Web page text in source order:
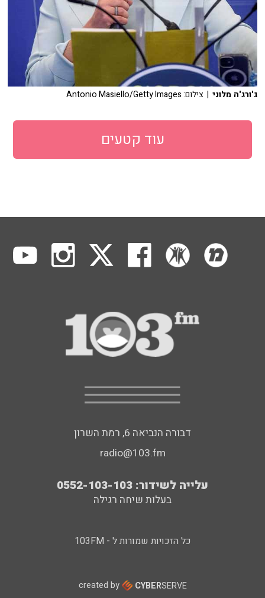
ג'ורג'ה מלוני | צילום: Antonio Masiello/Getty Images
עוד קטעים
דבורה הנביאה 6, רמת השרון
radio@103.fm
עלייה לשידור: 0552-103-103
בעלות שיחה רגילה
כל הזכויות שמורות ל - 103FM
created by CYBERSERVE